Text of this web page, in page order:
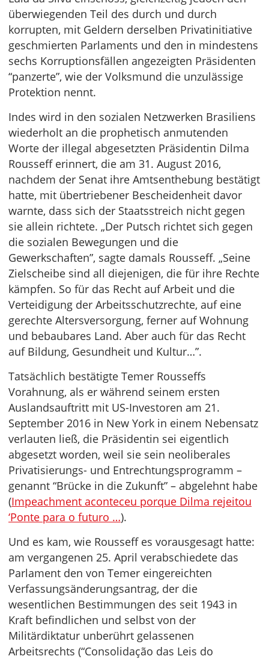
überwiegenden Teil des durch und durch
korrupten, mit Geldern derselben Privatinitiative
geschmierten Parlaments und den in mindestens
sechs Korruptionsfällen angezeigten Präsidenten
“panzerte”, wie der Volksmund die unzulässige
Protektion nennt.
Indes wird in den sozialen Netzwerken Brasiliens
wiederholt an die prophetisch anmutenden
Worte der illegal abgesetzten Präsidentin Dilma
Rousseff erinnert, die am 31. August 2016,
nachdem der Senat ihre Amtsenthebung bestätigt
hatte, mit übertriebener Bescheidenheit davor
warnte, dass sich der Staatsstreich nicht gegen
sie allein richtete. „Der Putsch richtet sich gegen
die sozialen Bewegungen und die
Gewerkschaften”, sagte damals Rousseff. „Seine
Zielscheibe sind all diejenigen, die für ihre Rechte
kämpfen. So für das Recht auf Arbeit und die
Verteidigung der Arbeitsschutzrechte, auf eine
gerechte Altersversorgung, ferner auf Wohnung
und bebaubares Land. Aber auch für das Recht
auf Bildung, Gesundheit und Kultur…”.
Tatsächlich bestätigte Temer Rousseffs
Vorahnung, als er während seinem ersten
Auslandsauftritt mit US-Investoren am 21.
September 2016 in New York in einem Nebensatz
verlauten ließ, die Präsidentin sei eigentlich
abgesetzt worden, weil sie sein neoliberales
Privatisierungs- und Entrechtungsprogramm –
genannt “Brücke in die Zukunft” – abgelehnt habe
(Impeachment aconteceu porque Dilma rejeitou
‘Ponte para o futuro …).
Und es kam, wie Rousseff es vorausgesagt hatte:
am vergangenen 25. April verabschiedete das
Parlament den von Temer eingereichten
Verfassungsänderungsantrag, der die
wesentlichen Bestimmungen des seit 1943 in
Kraft befindlichen und selbst von der
Militärdiktatur unberührt gelassenen
Arbeitsrechts (“Consolidação das Leis do